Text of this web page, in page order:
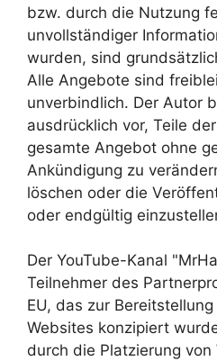
bzw. durch die Nutzung
unvollständiger
wurden, sind
Alle Angebote sind
unverbindlich. Der Autor
ausdrücklich vor, Teile
gesamte Angebot ohne
Ankündigung zu
löschen oder die
oder endgültig
Der YouTube-Kanal
Teilnehmer des
EU, das zur
Websites konzipiert
durch die Platzierung von